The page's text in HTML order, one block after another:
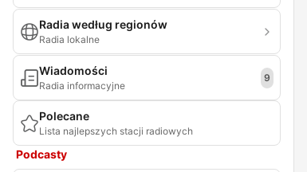
Radia według regionów
Radia lokalne
Wiadomości
Radia informacyjne
9
Polecane
Lista najlepszych stacji radiowych
Podcasty